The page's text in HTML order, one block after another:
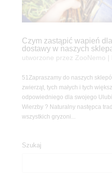
Czym zastąpić wapień
dostawy w naszych
utworzone przez ZooNemo
51Zapraszamy do naszych
zwierząt, tych małych i tych
odpowiedniego dla swojego
Wierzby ? Naturalny następca
wszystkich gryzoni...
Szukaj